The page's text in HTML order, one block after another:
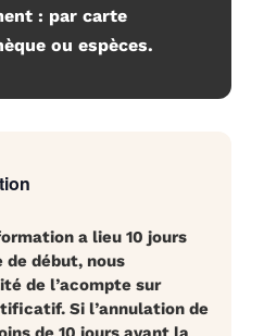
: par carte
ou espèces.
a lieu 10 jours
de début, nous
de l’acompte sur
Si l’annulation de